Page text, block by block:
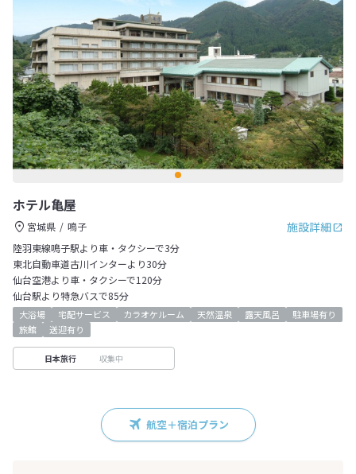
ホテル亀屋
施設詳細
宮城県
鳴子
陸羽東線鳴子駅より車・タクシーで3分
東北自動車道古川インターより30分
仙台空港より車・タクシーで120分
仙台駅より特急バスで85分
大浴場 宅配サービス カラオケルーム 天然温泉 露天風呂
駐車場有り
旅館
送迎有り
日本旅行 収集中
航空＋宿泊プラン